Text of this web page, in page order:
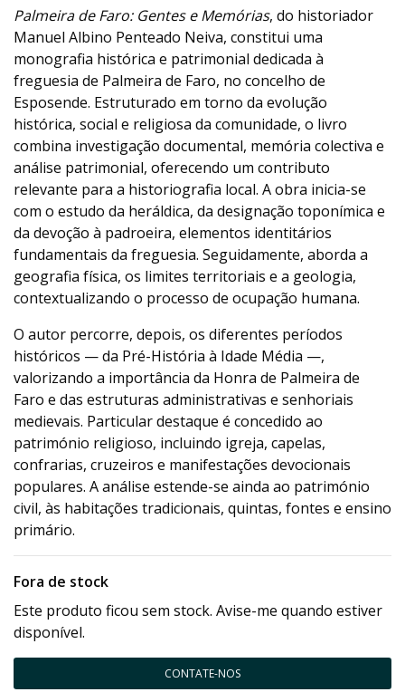
Palmeira de Faro: Gentes e Memórias, do historiador
Manuel Albino Penteado Neiva, constitui uma
monografia histórica e patrimonial dedicada à
freguesia de Palmeira de Faro, no concelho de
Esposende. Estruturado em torno da evolução
histórica, social e religiosa da comunidade, o livro
combina investigação documental, memória colectiva e
análise patrimonial, oferecendo um contributo
relevante para a historiografia local. A obra inicia-se
com o estudo da heráldica, da designação toponímica e
da devoção à padroeira, elementos identitários
fundamentais da freguesia. Seguidamente, aborda a
geografia física, os limites territoriais e a geologia,
contextualizando o processo de ocupação humana.
O autor percorre, depois, os diferentes períodos
históricos — da Pré-História à Idade Média —,
valorizando a importância da Honra de Palmeira de
Faro e das estruturas administrativas e senhoriais
medievais. Particular destaque é concedido ao
património religioso, incluindo igreja, capelas,
confrarias, cruzeiros e manifestações devocionais
populares. A análise estende-se ainda ao património
civil, às habitações tradicionais, quintas, fontes e ensino
primário.
Fora de stock
Este produto ficou sem stock. Avise-me quando estiver
disponível.
CONTATE-NOS